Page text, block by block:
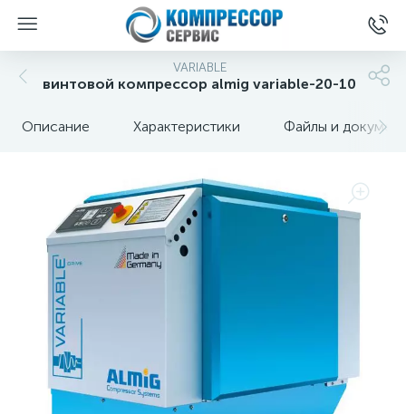
VARIABLE
винтовой компрессор almig variable-20-10
Описание Характеристики Файлы и